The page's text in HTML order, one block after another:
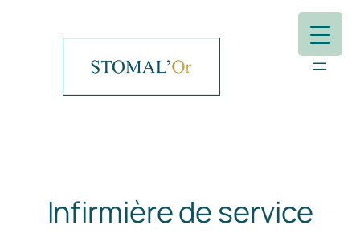
Infirmière de service